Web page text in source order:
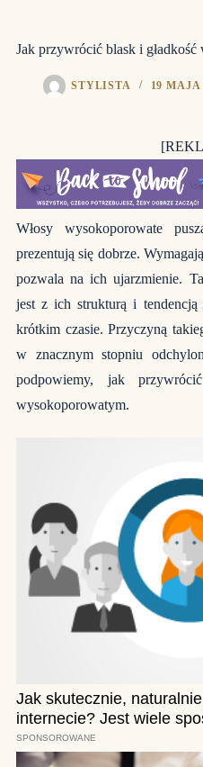
Jak przywrócić blask i
STYLISTA 19 MAJA
Włosy wysokoporowate
prezentują się dobrze.
pozwala na ich ujarzmienie.
jest z ich strukturą i
krótkim czasie. Przyczyną
w znacznym stopniu
podpowiemy, jak
wysokoporowatym.